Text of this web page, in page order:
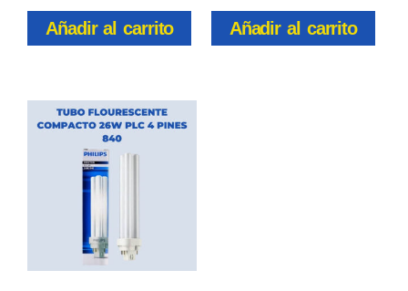
Añadir al carrito Añadir al carrito